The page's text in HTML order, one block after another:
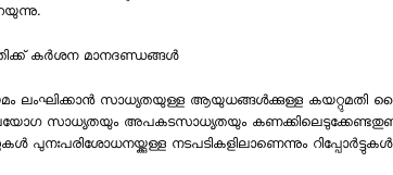
കര്‍ശന മാനദണ്ഡങ്ങള്‍
ലംഘിക്കാന്‍ സാധ്യതയുള്ള ആയുധങ്ങള്‍ക്കുള്ള
സാധ്യതയും അപകടസാധ്യതയും കണക്കിലെടുക്കേണ്ടതുണ്ട്.
നടപടികളിലാണെന്നും റിപ്പോര്‍ട്ടുകള്‍